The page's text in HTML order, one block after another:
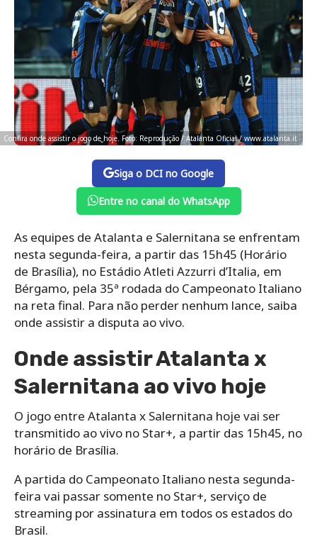
Confira onde assistir o jogo de hoje. Foto: Reprodução / Atalanta Oficial / www.atalanta.it
Siga o DCI no Google
Entre no canal do WhatsApp
As equipes de Atalanta e Salernitana se enfrentam
nesta segunda-feira, a partir das 15h45 (Horário
de Brasília), no Estádio Atleti Azzurri d’Italia, em
Bérgamo, pela 35ª rodada do Campeonato Italiano
na reta final. Para não perder nenhum lance, saiba
onde assistir a disputa ao vivo.
Onde assistir Atalanta x
Salernitana ao vivo hoje
O jogo entre Atalanta x Salernitana hoje vai ser
transmitido ao vivo no Star+, a partir das 15h45, no
horário de Brasília.
A partida do Campeonato Italiano nesta segunda-
feira vai passar somente no Star+, serviço de
streaming por assinatura em todos os estados do
Brasil.